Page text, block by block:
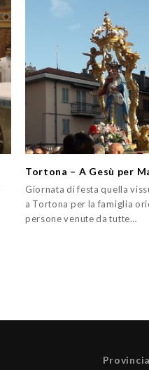
Tortona – A Gesù per
Giornata di festa quella
a Tortona per la famiglia
persone venute da tutte…